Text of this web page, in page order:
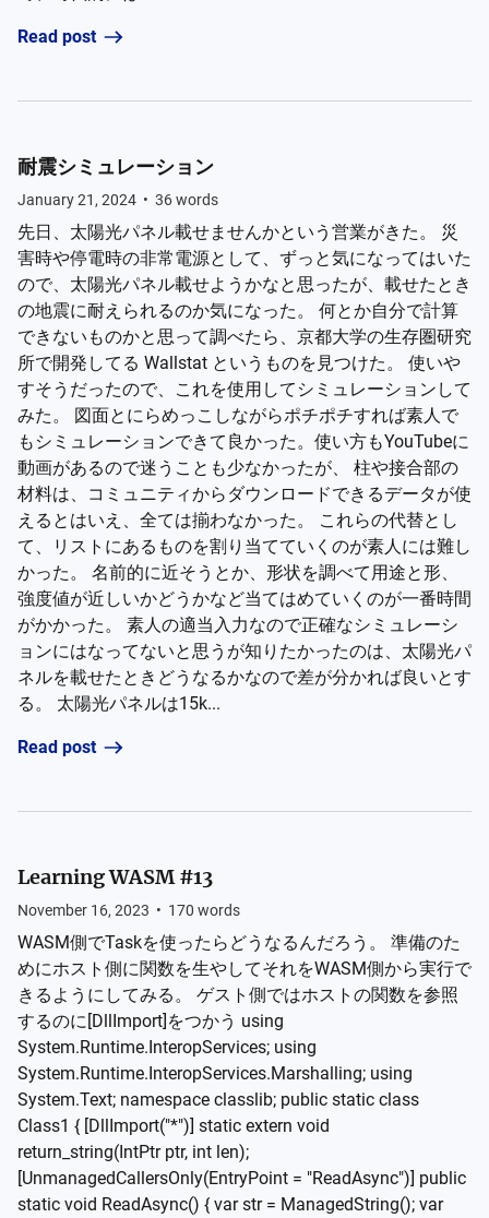
Read post
耐震シミュレーション
January 21, 2024 • 36words
先日、太陽光パネル載せませんかという営業がきた。 災
害時や停電時の非常電源として、ずっと気になってはいた
ので、太陽光パネル載せようかなと思ったが、載せたとき
の地震に耐えられるのか気になった。 何とか自分で計算
できないものかと思って調べたら、京都大学の生存圏研究
所で開発してる Wallstat というものを見つけた。 使いや
すそうだったので、これを使用してシミュレーションして
みた。 図面とにらめっこしながらポチポチすれば素人で
もシミュレーションできて良かった。使い方もYouTubeに
動画があるので迷うことも少なかったが、 柱や接合部の
材料は、コミュニティからダウンロードできるデータが使
えるとはいえ、全ては揃わなかった。 これらの代替とし
て、リストにあるものを割り当てていくのが素人には難し
かった。 名前的に近そうとか、形状を調べて用途と形、
強度値が近しいかどうかなど当てはめていくのが一番時間
がかかった。 素人の適当入力なので正確なシミュレーシ
ョンにはなってないと思うが知りたかったのは、太陽光パ
ネルを載せたときどうなるかなので差が分かれば良いとす
る。 太陽光パネルは15k...
Read post
Learning WASM #13
November 16, 2023 • 170 words
WASM側でTaskを使ったらどうなるんだろう。 準備のた
めにホスト側に関数を生やしてそれをWASM側から実行で
きるようにしてみる。 ゲスト側ではホストの関数を参照
するのに[DllImport]をつかう using
System.Runtime.InteropServices; using
System.Runtime.InteropServices.Marshalling; using
System.Text; namespace classlib; public static class
Class1 { [DllImport("*")] static extern void
return_string(IntPtr ptr, int len);
[UnmanagedCallersOnly(EntryPoint = "ReadAsync")] public
static void ReadAsync() { var str = ManagedString(); var